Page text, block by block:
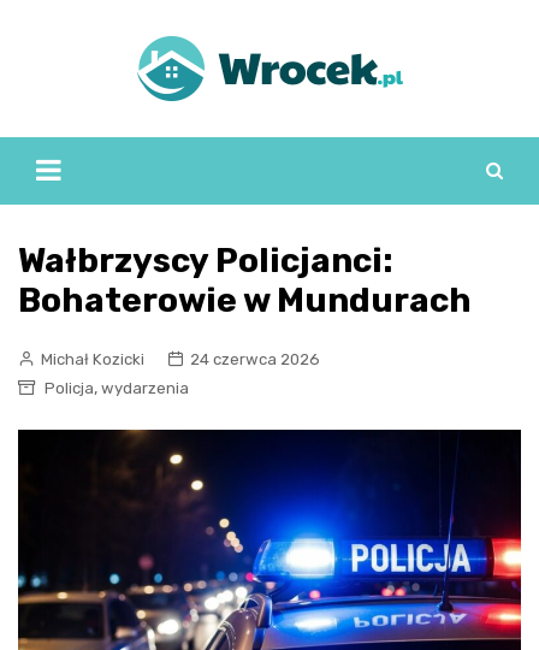
Wałbrzyscy Policjanci:
Bohaterowie w Mundurach
Michał Kozicki
24 czerwca 2026
Policja, wydarzenia